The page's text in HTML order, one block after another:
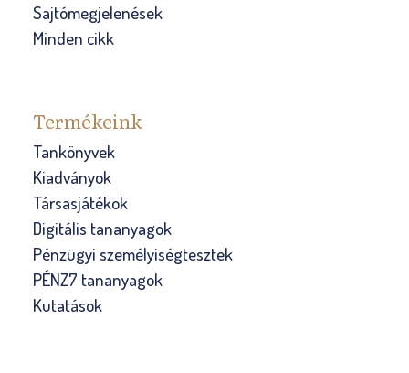
Sajtómegjelenések
Minden cikk
Termékeink
Tankönyvek
Kiadványok
Társasjátékok
Digitális tananyagok
Pénzügyi személyiségtesztek
PÉNZ7 tananyagok
Kutatások